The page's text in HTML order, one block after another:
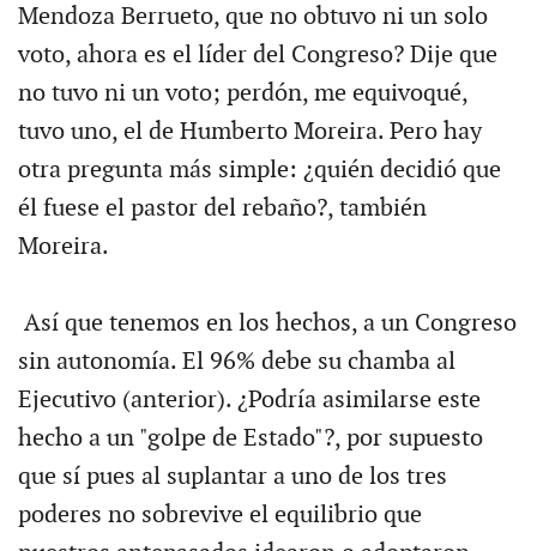
Mendoza Berrueto, que no obtuvo ni un solo
voto, ahora es el líder del Congreso? Dije que
no tuvo ni un voto; perdón, me equivoqué,
tuvo uno, el de Humberto Moreira. Pero hay
otra pregunta más simple: ¿quién decidió que
él fuese el pastor del rebaño?, también
Moreira.
Así que tenemos en los hechos, a un Congreso
sin autonomía. El 96% debe su chamba al
Ejecutivo (anterior). ¿Podría asimilarse este
hecho a un "golpe de Estado"?, por supuesto
que sí pues al suplantar a uno de los tres
poderes no sobrevive el equilibrio que